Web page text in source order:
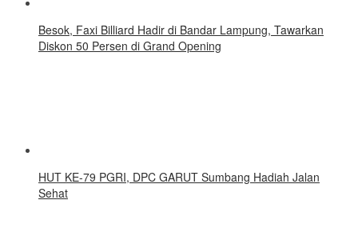
Besok, Faxi Billiard Hadir di Bandar Lampung, Tawarkan
Diskon 50 Persen di Grand Opening
HUT KE-79 PGRI, DPC GARUT Sumbang Hadiah Jalan
Sehat